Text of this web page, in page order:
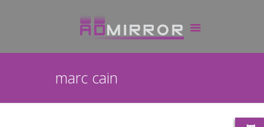
marc cain